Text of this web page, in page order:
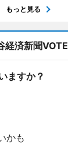
もっと見る
経済新聞VOTE
ますか？
かも